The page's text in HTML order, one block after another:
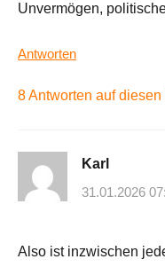
Unvermögen,
Antworten
8 Antworten auf
Karl
31.01.2026
Also ist inzwischen